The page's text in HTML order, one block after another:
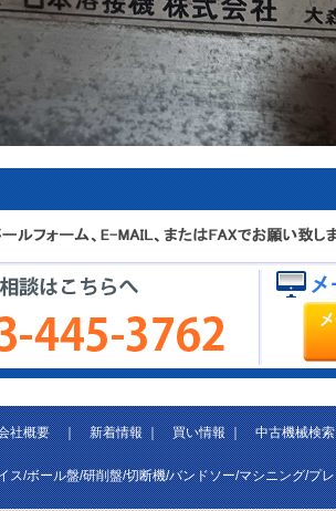
社概要｜新着情報｜買い情報｜中古機械検索
ス/ボール盤/研削盤/切断機/バンドソー/マシニング/プ